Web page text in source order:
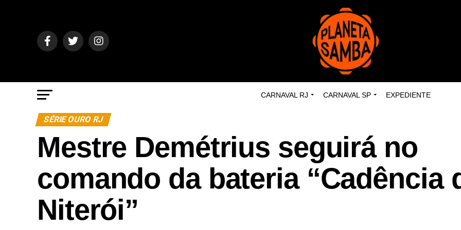
CARNAVAL RJ CARNAVAL SP EXPEDIENTE
SÉRIE OURO RJ
Mestre Demétrius seguirá no
comando da bateria “Cadência
Niterói”